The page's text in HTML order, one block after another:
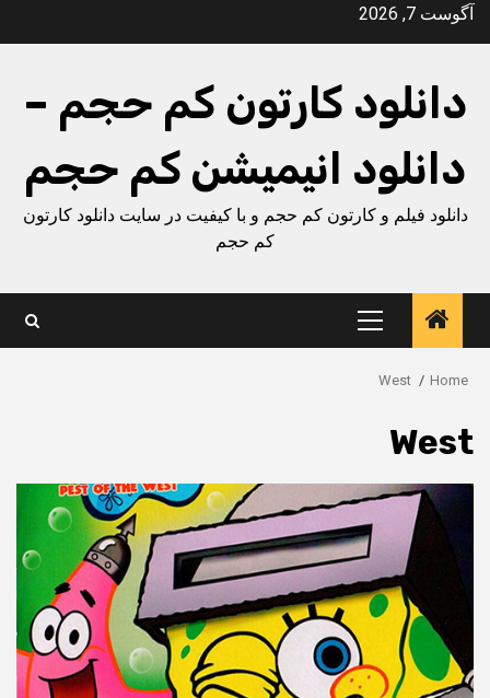
Skipآگوست 7, 2026
دانلود کارتون کم حجم –
دانلود انیمیشن کم حجم
دانلود فیلم و کارتون کم حجم و با کیفیت در سایت دانلود کارتون
کم حجم
Primary
Menu
Home
West
West